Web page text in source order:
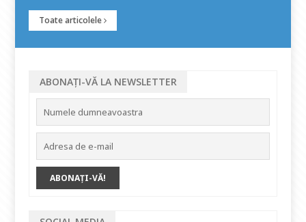
Toate articolele
ABONAȚI-VĂ LA NEWSLETTER